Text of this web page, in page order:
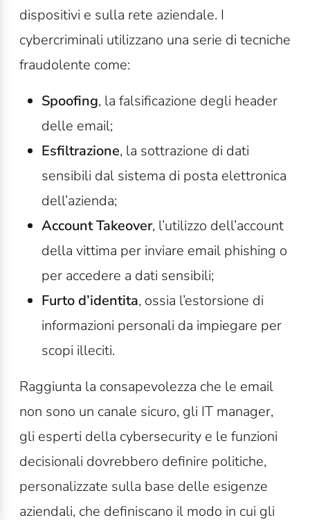
dispositivi e sulla rete aziendale. I
cybercriminali utilizzano una serie di tecniche
fraudolente come:
Spoofing, la falsificazione degli header
delle email;
Esfiltrazione, la sottrazione di dati
sensibili dal sistema di posta elettronica
dell’azienda;
Account Takeover, l’utilizzo dell’account
della vittima per inviare email phishing o
per accedere a dati sensibili;
Furto d’identita, ossia l’estorsione di
informazioni personali da impiegare per
scopi illeciti.
Raggiunta la consapevolezza che le email
non sono un canale sicuro, gli IT manager,
gli esperti della cybersecurity e le funzioni
decisionali dovrebbero definire politiche,
personalizzate sulla base delle esigenze
aziendali, che definiscano il modo in cui gli